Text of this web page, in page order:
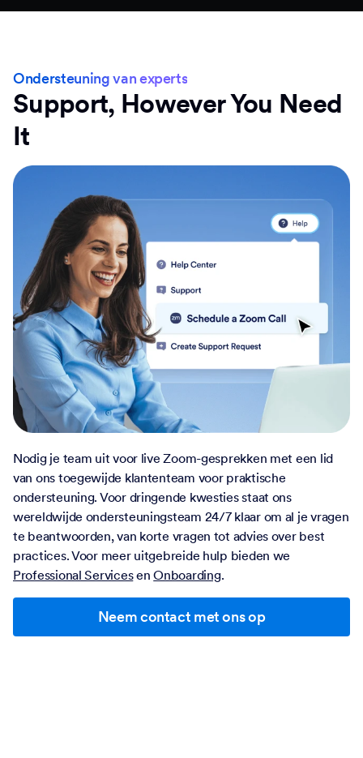
Ondersteuning van experts
Support, However You Need
It
Nodig je team uit voor live Zoom-gesprekken met een lid
van ons toegewijde klantenteam voor praktische
ondersteuning. Voor dringende kwesties staat ons
wereldwijde ondersteuningsteam 24/7 klaar om al je vragen
te beantwoorden, van korte vragen tot advies over best
practices. Voor meer uitgebreide hulp bieden we
Professional ServicesenOnboarding.
Neem contact met ons op